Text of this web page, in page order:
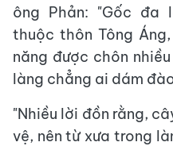
ông Phản: "Gốc đa
thuộc thôn Tông
năng được chôn
làng chẳng ai dám
"Nhiều lời đồn rằng,
vệ, nên từ xưa trong